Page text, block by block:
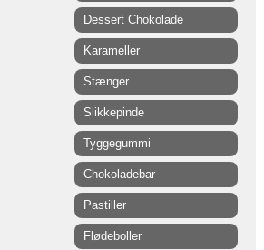
Dessert Chokolade
Karameller
Stænger
Slikkepinde
Tyggegummi
Chokoladebar
Pastiller
Flødeboller